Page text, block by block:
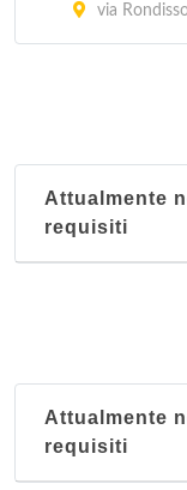
via
Attualmente
requisiti
Attualmente
requisiti